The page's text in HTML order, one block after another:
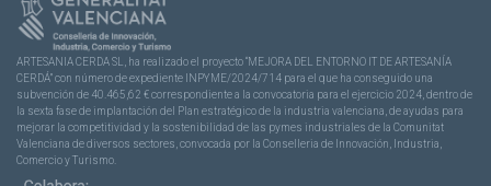
ARTESANIA CERDA SL, ha realizado el proyecto “MEJORA DEL ENTORNO IT DE ARTESANÍA
CERDÁ” con número de expediente INPYME/2024/714 para el que ha conseguido una
subvención de 40.465,62 € correspondiente a la convocatoria para el ejercicio 2024, dentro de
la sexta fase de implantación del Plan estratégico de la industria valenciana, de ayudas para
mejorar la competitividad y la sostenibilidad de las pymes industriales de la Comunitat
Valenciana de diversos sectores, convocada por la Conselleria de Innovación, Industria,
Comercio y Turismo.